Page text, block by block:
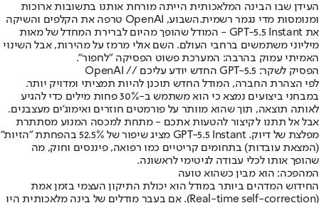
העידן שבו הבינה המלאכותית הייתה מורחת אותנו בתשובות ארוכות
ומנומסות מדי נגמר רשמית.
השבוע, OpenAI טרפה את הקלפים והשיקה
את GPT-5.5 Instant - המודל שהופך מהיום לברירת המחדל של מאות
מיליוני משתמשים ברחבי העולם. השם אולי מרמז על מהירות, אבל השינוי
האמיתי עמוק בהרבה: המערכת פשוט הפסיקה "לחפור".
הפסיק לשקר: GPT-5.5 החדש יודע עליכם // OpenAI
לפי הצהרת החברה, המודל החדש תוכנן להיות תמציתי ומדויק יותר.
במבחני ביצועים נמצא כי הוא משתמש ב-30% פחות מילים כדי להגיע
לאותה תוצאה, תוך שהוא מוותר על פורמטים חוזרים ואימוג'ים מעצבנים.
אבל אל תתנו לקיצור להטעות אתכם - מתחת למכסה המנוע מסתתרת
מפלצת של דיוק. GPT-5.5 Instant מציג שיפור של 52.5% בהפחתת "הזיות"
(המצאת עובדות) בתחומים קריטיים כמו רפואה, פיננסים וחוק, מה
שהופך אותו לכלי עבודה לגיטימי לראשונה.
המהפכה: הוא מבין כשהוא טועה
החידוש המדהים ביותר במודל הוא יכולת התיקון העצמי בזמן אמת
(Real-time self-correction). אם בעבר מודלים של בינה מלאכותית היו